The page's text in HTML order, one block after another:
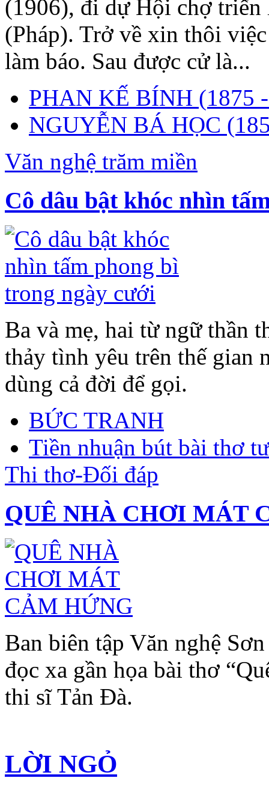
(1906), đi dự Hội chợ
(Pháp). Trở về xin thôi
làm báo. Sau được cử là...
PHAN KẾ BÍNH (1875
NGUYỄN BÁ HỌC
Văn nghệ trăm miền
Cô dâu bật khóc nhìn
Ba và mẹ, hai từ ngữ thần
thảy tình yêu trên thế gian
dùng cả đời để gọi.
BỨC TRANH
Tiền nhuận bút bài thơ
Thi thơ-Đối đáp
QUÊ NHÀ CHƠI MÁT
Ban biên tập Văn nghệ
đọc xa gần họa bài thơ
thi sĩ Tản Đà.
LỜI NGỎ